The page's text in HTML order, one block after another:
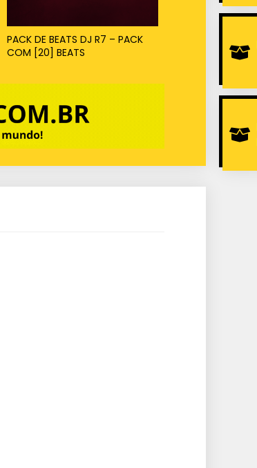
PACK DE BEATS DJ R7 – PACK
COM [20] BEATS